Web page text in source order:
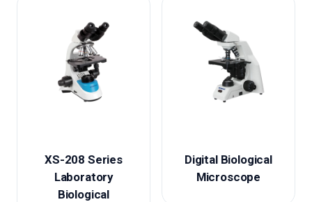
XS-208 Series
Laboratory
Biological
Digital Biological
Microscope